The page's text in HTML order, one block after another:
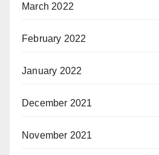
March 2022
February 2022
January 2022
December 2021
November 2021